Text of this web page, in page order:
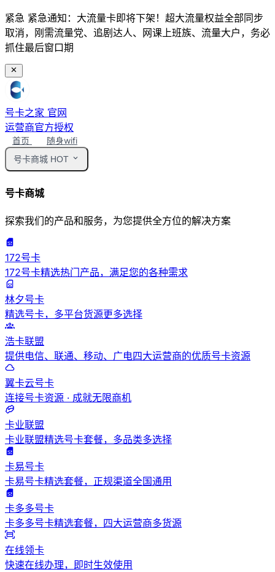
紧急 紧急通知：大流量卡即将下架！超大流量权益全部同步
取消，刚需流量党、追剧达人、网课上班族、流量大户，务必
抓住最后窗口期
号卡之家 官网
运营商官方授权
首页 随身wifi
号卡商城 HOT
号卡商城
探索我们的产品和服务，为您提供全方位的解决方案
172号卡
172号卡精选热门产品，满足您的各种需求
林夕号卡
精选号卡，多平台货源更多选择
浩卡联盟
提供电信、联通、移动、广电四大运营商的优质号卡资源
翼卡云号卡
连接号卡资源 · 成就无限商机
卡业联盟
卡业联盟精选号卡套餐，多品类多选择
卡易号卡
卡易号卡精选套餐，正规渠道全国通用
卡多多号卡
卡多多号卡精选套餐，四大运营商多货源
在线领卡
快速在线办理，即时生效使用